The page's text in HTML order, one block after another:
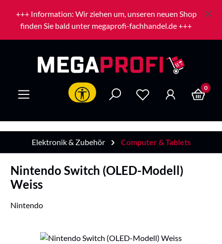
Zum Hauptinhalt springen
+++ Information: Wir ziehen um, unseren neuen Shop
finden Sie bald unter megaprofi-fachhandel.de +++
Werkzeugleiste anzeigen 0
Elektronik & Zubehör Computer & Tablets
Nintendo Switch (OLED-Modell)
Weiss
Nintendo
Bildergalerie überspringen